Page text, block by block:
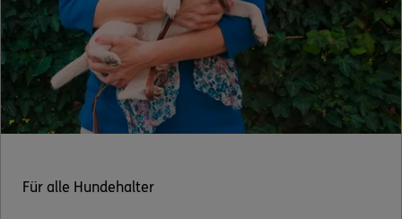
Für alle Hundehalter